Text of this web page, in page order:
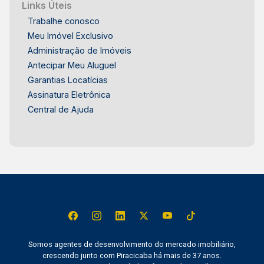
trabalho que buscam imóvel mobiliado - Quem
prioriza praticidade, segurança e mobilidade
urbana - Single ou casal sem filhos - Investidores
em locação de curta e média permanência
Apartamento atendido pela Frias Neto
Consultoria de Imóveis, mais de 36 anos no
Links Úteis
Trabalhe conosco
Meu Imóvel Exclusivo
Administração de Imóveis
Antecipar Meu Aluguel
Garantias Locatícias
Assinatura Eletrônica
Central de Ajuda
Somos agentes de desenvolvimento do mercado imobiliário,
crescendo junto com Piracicaba há mais de 37 anos.